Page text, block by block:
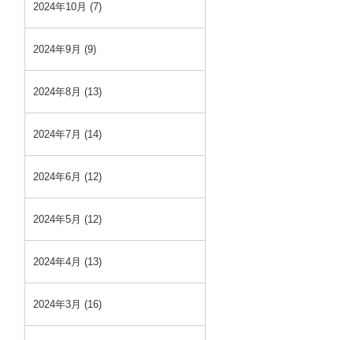
2024年10月 (7)
2024年9月 (9)
2024年8月 (13)
2024年7月 (14)
2024年6月 (12)
2024年5月 (12)
2024年4月 (13)
2024年3月 (16)